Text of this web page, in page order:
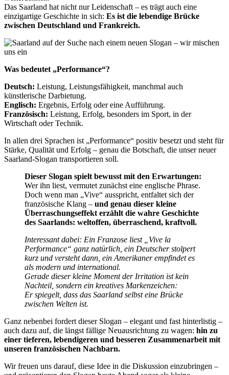
Das Saarland hat nicht nur Leidenschaft – es trägt auch eine
einzigartige Geschichte in sich: Es ist die lebendige Brücke
zwischen Deutschland und Frankreich.
Was bedeutet „Performance“?
Deutsch: Leistung, Leistungsfähigkeit, manchmal auch
künstlerische Darbietung.
Englisch: Ergebnis, Erfolg oder eine Aufführung.
Französisch: Leistung, Erfolg, besonders im Sport, in der
Wirtschaft oder Technik.
In allen drei Sprachen ist „Performance“ positiv besetzt und steht für
Stärke, Qualität und Erfolg – genau die Botschaft, die unser neuer
Saarland-Slogan transportieren soll.
Dieser Slogan spielt bewusst mit den Erwartungen:
Wer ihn liest, vermutet zunächst eine englische Phrase.
Doch wenn man „Vive“ ausspricht, entfaltet sich der
französische Klang – und genau dieser kleine
Überraschungseffekt erzählt die wahre Geschichte
des Saarlands: weltoffen, überraschend, kraftvoll.
Interessant dabei: Ein Franzose liest „Vive la
Performance“ ganz natürlich, ein Deutscher stolpert
kurz und versteht dann, ein Amerikaner empfindet es
als modern und international.
Gerade dieser kleine Moment der Irritation ist kein
Nachteil, sondern ein kreatives Markenzeichen:
Er spiegelt, dass das Saarland selbst eine Brücke
zwischen Welten ist.
Ganz nebenbei fordert dieser Slogan – elegant und fast hinterlistig –
auch dazu auf, die längst fällige Neuausrichtung zu wagen: hin zu
einer tieferen, lebendigeren und besseren Zusammenarbeit mit
unseren französischen Nachbarn.
Wir freuen uns darauf, diese Idee in die Diskussion einzubringen –